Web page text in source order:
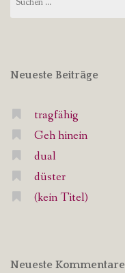
nach:
Neueste Beiträge
tragfähig
Geh hinein
dual
düster
(kein Titel)
Neueste Kommentare